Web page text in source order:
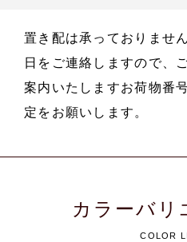
置き配は承っておりませ
日をご連絡しますので、
案内いたしますお荷物番
定をお願いします。
カラーバリ
COLOR